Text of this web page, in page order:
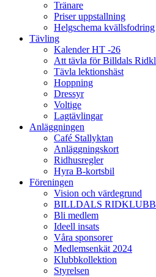
Tränare
Priser uppstallning
Helgschema kvällsfodring
Tävling
Kalender HT -26
Att tävla för Billdals
Tävla lektionshäst
Hoppning
Dressyr
Voltige
Lagtävlingar
Anläggningen
Café Stallyktan
Anläggningskort
Ridhusregler
Hyra B-kortsbil
Föreningen
Vision och värdegrund
BILLDALS
Bli medlem
Ideell insats
Våra sponsorer
Medlemsenkät 2024
Klubbkollektion
Styrelsen